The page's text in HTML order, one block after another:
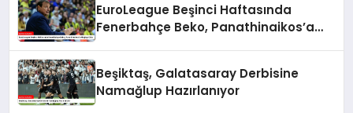
EuroLeague Beşinci Haftasında
Fenerbahçe Beko, Panathinaikos’a
Beşiktaş, Galatasaray Derbisine
Namağlup Hazırlanıyor